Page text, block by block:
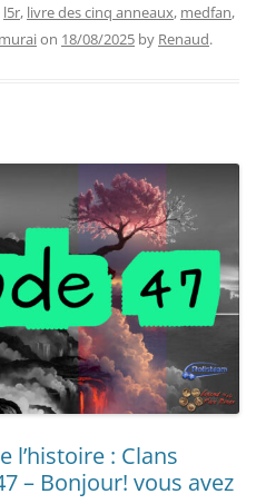
l5r, livre des cinq anneaux, medfan,
on 18/08/2025 by Renaud.
l’histoire : Clans
– Bonjour! vous avez